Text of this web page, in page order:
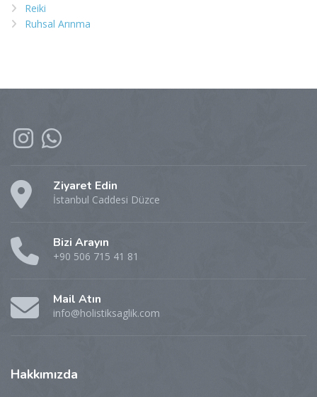
Reiki
Ruhsal Arınma
Ziyaret Edin
İstanbul Caddesi Düzce
Bizi Arayın
+90 506 715 41 81
Mail Atın
info@holistiksaglik.com
Hakkımızda